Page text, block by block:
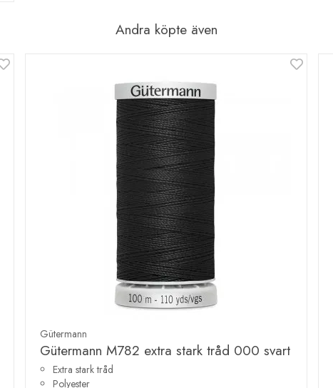
Andra köpte även
Gütermann
Gütermann M782 extra stark tråd 000 svart
Extra stark tråd
Polyester